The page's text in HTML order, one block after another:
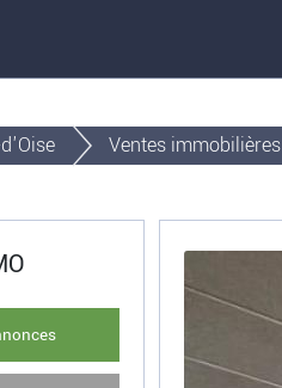
Ventes immobilières